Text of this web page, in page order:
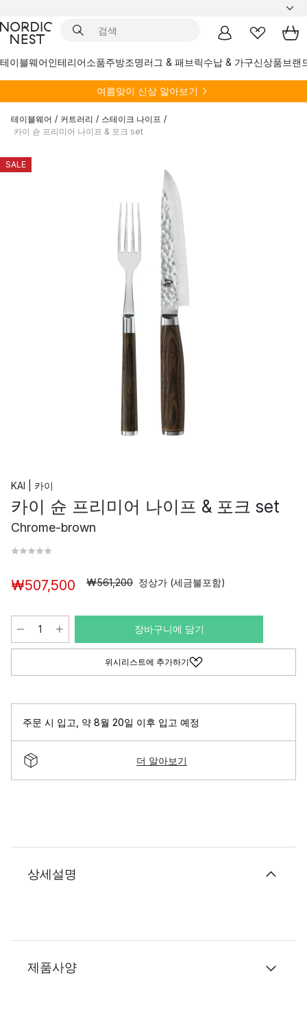
테이블웨어인테리어소품주방조명러그 & 패브릭수납 & 가구신상품브랜
여름맞이 신상 알아보기
테이블웨어 / 커트러리 / 스테이크 나이프 /
카이 슌 프리미어 나이프 & 포크 set
SALE
KAI | 카이
카이 슌 프리미어 나이프 & 포크 set
Chrome-brown
₩507,500 ₩561,200 정상가 (세금불포함)
장바구니에 담기
위시리스트에 추가하기
주문 시 입고 약 8월 20일 이후 입고 예정
더 알아보기
상세설명
제품사양